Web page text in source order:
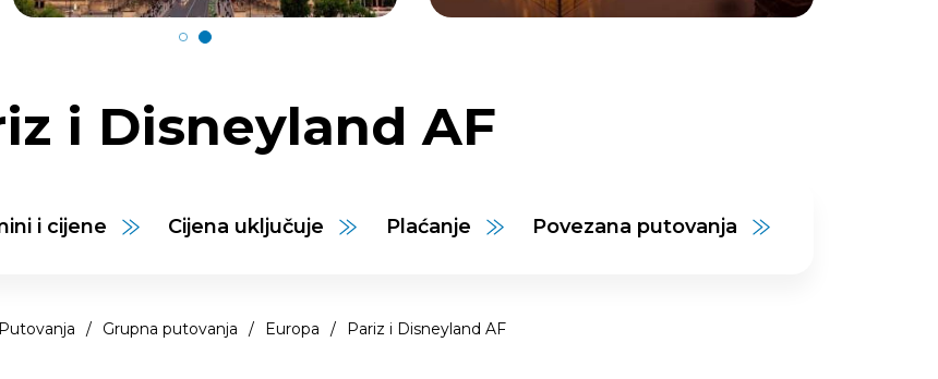
i Disneyland AF
i cijene Cijena uključuje Plaćanje Povezana putovanja
Putovanja / Grupna putovanja / Europa / Pariz i Disneyland AF